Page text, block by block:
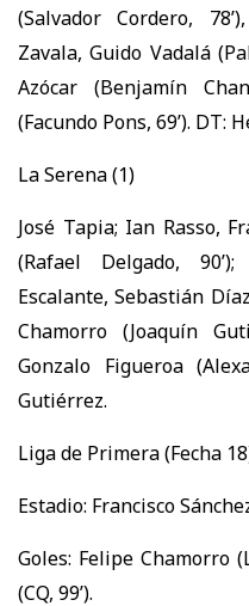
(Salvador Cordero,
Zavala, Guido Vadalá
Azócar (Benjamín
(Facundo Pons, 69’). DT:
La Serena (1)
José Tapia; Ian Rasso,
(Rafael Delgado,
Escalante, Sebastián
Chamorro (Joaquín
Gonzalo Figueroa
Gutiérrez.
Liga de Primera (Fecha
Estadio: Francisco
Goles: Felipe Chamorro
(CQ, 99’).